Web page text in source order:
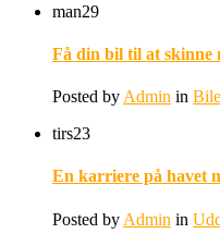
man29
Få din bil til at skinne
Posted by Admin in
tirs23
En karriere på havet
Posted by Admin in